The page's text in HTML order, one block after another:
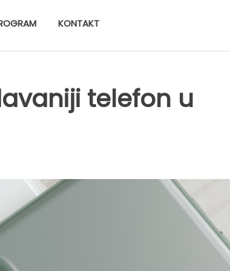
KONTAKT
telefon u